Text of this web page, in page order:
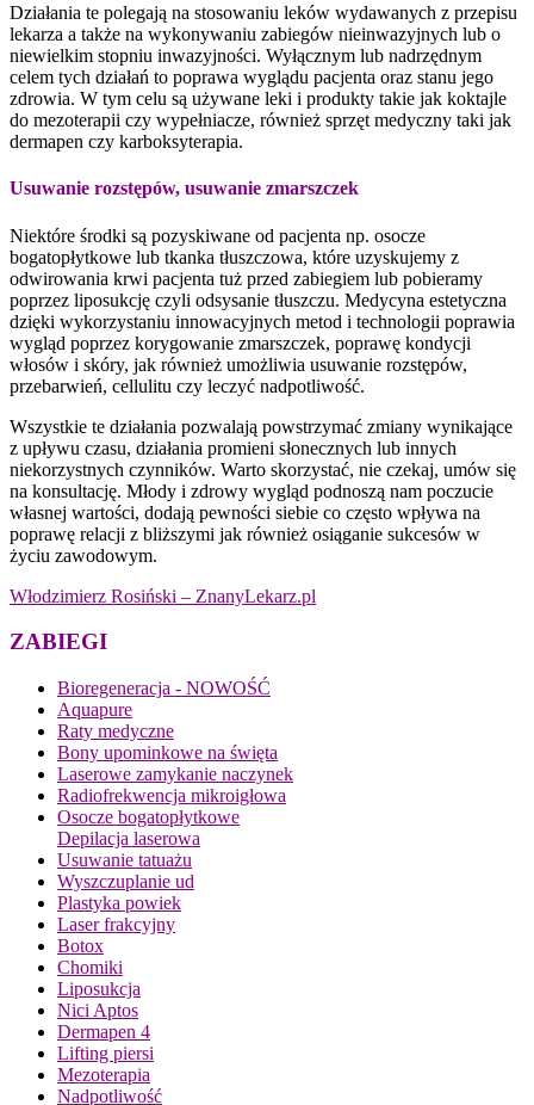
Działania te polegają na stosowaniu leków wydawanych z przepisu
lekarza a także na wykonywaniu zabiegów nieinwazyjnych lub o
niewielkim stopniu inwazyjności. Wyłącznym lub nadrzędnym
celem tych działań to poprawa wyglądu pacjenta oraz stanu jego
zdrowia. W tym celu są używane leki i produkty takie jak koktajle
do mezoterapii czy wypełniacze, również sprzęt medyczny taki jak
dermapen czy karboksyterapia.
Usuwanie rozstępów, usuwanie zmarszczek
Niektóre środki są pozyskiwane od pacjenta np. osocze
bogatopłytkowe lub tkanka tłuszczowa, które uzyskujemy z
odwirowania krwi pacjenta tuż przed zabiegiem lub pobieramy
poprzez liposukcję czyli odsysanie tłuszczu. Medycyna estetyczna
dzięki wykorzystaniu innowacyjnych metod i technologii poprawia
wygląd poprzez korygowanie zmarszczek, poprawę kondycji
włosów i skóry, jak również umożliwia usuwanie rozstępów,
przebarwień, cellulitu czy leczyć nadpotliwość.
Wszystkie te działania pozwalają powstrzymać zmiany wynikające
z upływu czasu, działania promieni słonecznych lub innych
niekorzystnych czynników. Warto skorzystać, nie czekaj, umów się
na konsultację. Młody i zdrowy wygląd podnoszą nam poczucie
własnej wartości, dodają pewności siebie co często wpływa na
poprawę relacji z bliższymi jak również osiąganie sukcesów w
życiu zawodowym.
Włodzimierz Rosiński – ZnanyLekarz.pl
ZABIEGI
Bioregeneracja - NOWOŚĆ
Aquapure
Raty medyczne
Bony upominkowe na święta
Laserowe zamykanie naczynek
Radiofrekwencja mikroigłowa
Osocze bogatopłytkowe
Depilacja laserowa
Usuwanie tatuażu
Wyszczuplanie ud
Plastyka powiek
Laser frakcyjny
Botox
Chomiki
Liposukcja
Nici Aptos
Dermapen 4
Lifting piersi
Mezoterapia
Nadpotliwość